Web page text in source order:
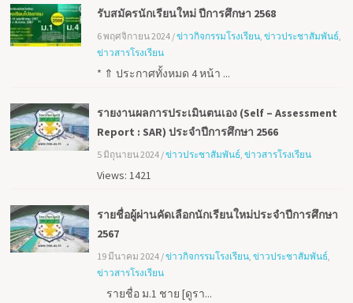
รับสมัครนักเรียนใหม่ ปีการศึกษา 2568
6 พฤศจิกายน 2024 /ข่าวกิจกรรมโรงเรียน,ข่าวประชาสัมพันธ์,
ข่าวสารโรงเรียน
* ⇑ ประกาศทั้งหมด 4 หน้า ...
รายงานผลการประเมินตนเอง (Self – Assessment
Report : SAR) ประจำปีการศึกษา 2566
5 มิถุนายน 2024 /ข่าวประชาสัมพันธ์,ข่าวสารโรงเรียน
Views: 1421
รายชื่อผู้ผ่านคัดเลือกนักเรียนใหม่ประจำปีการศึกษา
2567
19 มีนาคม 2024 /ข่าวกิจกรรมโรงเรียน,ข่าวประชาสัมพันธ์,
ข่าวสารโรงเรียน
รายชื่อ ม.1 ชาย [ดูรา...